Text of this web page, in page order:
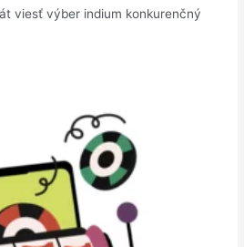
viesť výber indium konkurenčný